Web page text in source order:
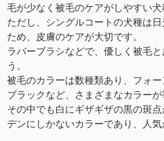
毛が少なく被毛のケアがしやすい犬
ただし、シングルコートの犬種は
ため、皮膚のケアが大切です。
ラバーブラシなどで、優しく被毛
う。
被毛のカラーは数種類あり、フォ
ブラックなど、さまざまなカラーが
その中でも白にギザギザの黒の斑
デンにしかないカラーであり、人気